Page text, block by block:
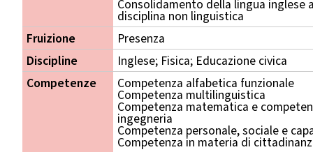
Consolidamento della lingua
disciplina non linguistica
Fruizione
Presenza
Discipline
Inglese; Fisica; Educazione civica
Competenze
Competenza alfabetica funzionale
Competenza multilinguistica
Competenza matematica e
ingegneria
Competenza personale, sociale e
Competenza in materia di